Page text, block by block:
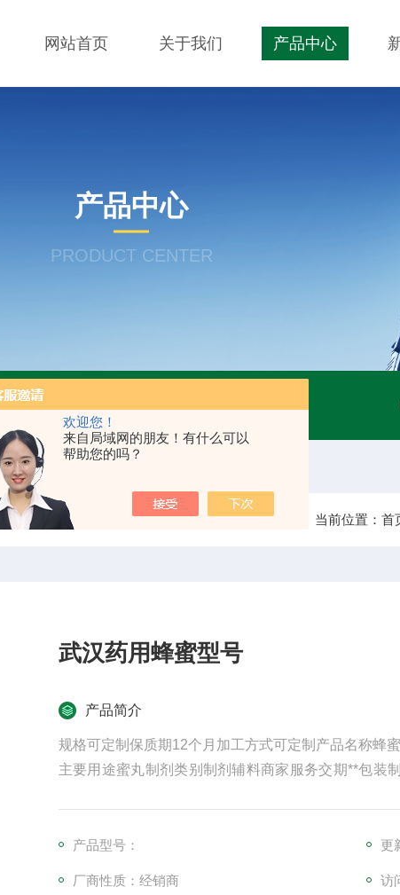
欢迎您！
来自局域网的朋友！有什么可以
帮助您的吗？
网站首页 关于我们 产品中心
产品中心
PRODUCT CENTER
A45555药用级辅料壳聚糖 增稠剂类别
当前位置： 首
武汉药用蜂蜜型号
产品简介
规格可定制保质期12个月加工方式可定制产品名称蜂
主要用途蜜丸制剂类别制剂辅料商家服务交期**包装
产品型号： 更
厂商性质：经销商 访